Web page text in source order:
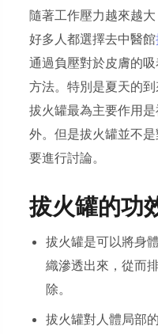
隨著工作壓力越來越
好多人都選擇去中醫館
通過負壓對於皮膚的
方法。特別是夏天的
拔火罐最為主要作用
外。但是拔火罐並不
要進行討論。
拔火罐的功
拔火罐是可以將身
織滲透出來，從而
除。
拔火罐對人體局部